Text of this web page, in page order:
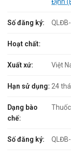
Số đăng ký:
Hoạt chất:
Xuất xứ: Việt
Hạn sử dụng: 24
Dạng bào
chế:
Số đăng ký: